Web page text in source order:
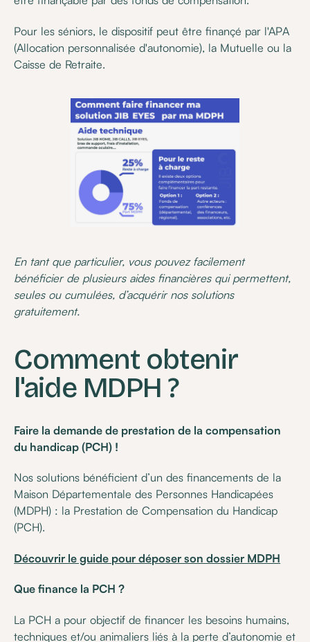
Pour les séniors, le dispositif peut être finançé par l'APA
(Allocation personnalisée d'autonomie), la Mutuelle ou la
Caisse de Retraite.
En tant que particulier, vous pouvez facilement
bénéficier de plusieurs aides financières qui permettent,
seules ou cumulées, d’acquérir nos solutions
gratuitement.
Comment obtenir
l'aide MDPH ?
Faire la demande de prestation de la compensation
du handicap (PCH) !
Nos solutions bénéficient d’un des financements de la
Maison Départementale des Personnes Handicapées
(MDPH) : la Prestation de Compensation du Handicap
(PCH).
Découvrir le guide pour déposer son dossier MDPH
Que finance la PCH ?
La PCH a pour objectif de financer les besoins humains,
techniques et/ou animaliers liés à la perte d’autonomie et